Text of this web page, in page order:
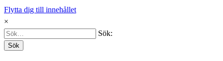
Flytta dig till innehållet
×
Sök:
Sök